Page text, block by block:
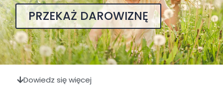
PRZEKAŻ DAROWIZNĘ
Dowiedz się więcej